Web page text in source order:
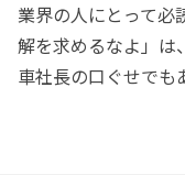
業界の人にとって必
解を求めるなよ」は
車社長の口ぐせでも